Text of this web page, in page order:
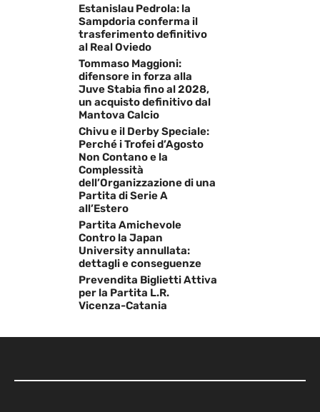
Estanislau Pedrola: la
Sampdoria conferma il
trasferimento definitivo
al Real Oviedo
Tommaso Maggioni:
difensore in forza alla
Juve Stabia fino al 2028,
un acquisto definitivo dal
Mantova Calcio
Chivu e il Derby Speciale:
Perché i Trofei d’Agosto
Non Contano e la
Complessità
dell’Organizzazione di una
Partita di Serie A
all’Estero
Partita Amichevole
Contro la Japan
University annullata:
dettagli e conseguenze
Prevendita Biglietti Attiva
per la Partita L.R.
Vicenza-Catania